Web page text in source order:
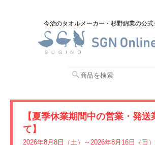
今治のタオルメーカー・杉野綿業の公
【夏季休業期間中の営業・発送
て】
2026年8月8日（土）～2026年8月16日（日